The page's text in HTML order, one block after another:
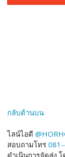
กลับด้านบน
ไลน์ไอดี
สอบถามโทร